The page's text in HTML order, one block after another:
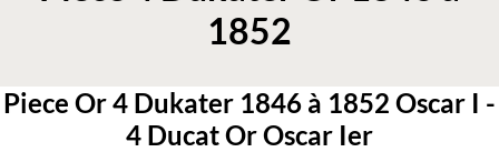
1852
Piece Or 4 Dukater 1846 à 1852 Oscar I -
4 Ducat Or Oscar Ier